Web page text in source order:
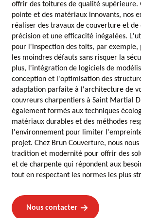
offrir des toitures de qualité supérieure.
pointe et des matériaux innovants, nos
réaliser des travaux de couverture et de
précision et une efficacité inégalées.
pour l'inspection des toits, par
les moindres défauts sans risquer la
plus, l'intégration de logiciels de
conception et l'optimisation des
adaptation parfaite à l'architecture de
couvreurs charpentiers à Saint Martial
également formés aux techniques
matériaux durables et des méthodes
l'environnement pour limiter
projet. Chez Brun Couverture, nous
tradition et modernité pour offrir des
et de charpente qui répondent aux
tout en respectant les normes les plus
Nous contacter